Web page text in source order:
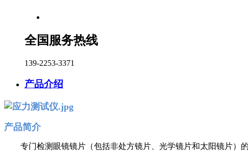
全国服务热线
139-2253-3371
产品介绍
产品简介
专门检测眼镜镜片（包括非处方镜片、光学镜片和太阳镜片）